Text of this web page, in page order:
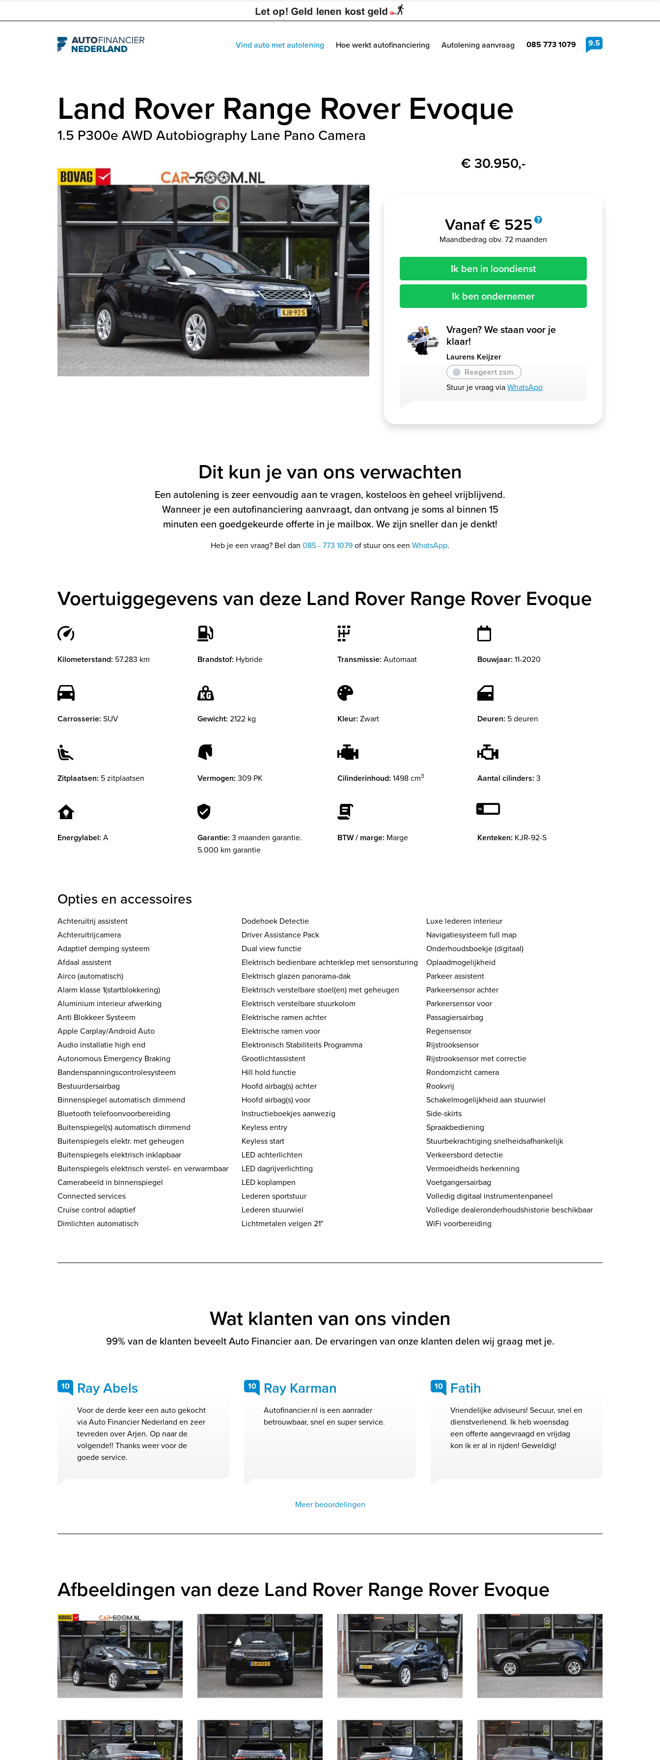
Navigation 9.5
Vind auto met autolening Hoe werkt autofinanciering Autolening aanvraag 085 773 1079
Land Rover Range Rover Evoque
1.5 P300e AWD Autobiography Lane Pano Camera
€ 30.950,-
Vanaf € 525
Maandbedrag obv. 72 maanden
Ik ben in loondienst
Ik ben ondernemer
Vragen? We staan voor je
klaar!
Laurens Keijzer
Reageert zsm.
Stuur je vraag viaWhatsApp
Dit kun je van ons verwachten
Een autolening is zeer eenvoudig aan te vragen, kosteloos èn geheel vrijblijvend.
Wanneer je een autofinanciering aanvraagt, dan ontvang je soms al binnen 15
minuten een goedgekeurde offerte in je mailbox. We zijn sneller dan je denkt!
Heb je een vraag? Bel dan 085 - 773 1079of stuur ons een WhatsApp.
Voertuiggegevens van deze Land Rover Range Rover Evoque
Kilometerstand: 57.283 km Brandstof: Hybride Transmissie: Automaat Bouwjaar: 11-2020
Carrosserie: SUV Gewicht: 2122 kg Kleur: Zwart Deuren: 5 deuren
Zitplaatsen: 5 zitplaatsen Vermogen: 309 PK Cilinderinhoud: 1498 cm3 Aantal cilinders: 3
Energylabel: A Garantie: 3 maanden garantie.
5.000 km garantie
BTW / marge: Marge Kenteken: KJR-92-S
Opties en accessoires
Achteruitrij assistent
Achteruitrijcamera
Adaptief demping systeem
Afdaal assistent
Airco (automatisch)
Alarm klasse 1(startblokkering)
Aluminium interieur afwerking
Anti Blokkeer Systeem
Apple Carplay/Android Auto
Audio installatie high end
Autonomous Emergency Braking
Bandenspanningscontrolesysteem
Bestuurdersairbag
Binnenspiegel automatisch dimmend
Bluetooth telefoonvoorbereiding
Buitenspiegel(s) automatisch dimmend
Buitenspiegels elektr. met geheugen
Buitenspiegels elektrisch inklapbaar
Buitenspiegels elektrisch verstel- en verwarmbaar
Camerabeeld in binnenspiegel
Connected services
Cruise control adaptief
Dimlichten automatisch
Dodehoek Detectie
Driver Assistance Pack
Dual view functie
Elektrisch bedienbare achterklep met sensorsturing
Elektrisch glazen panorama-dak
Elektrisch verstelbare stoel(en) met geheugen
Elektrisch verstelbare stuurkolom
Elektrische ramen achter
Elektrische ramen voor
Elektronisch Stabiliteits Programma
Grootlichtassistent
Hill hold functie
Hoofd airbag(s) achter
Hoofd airbag(s) voor
Instructieboekjes aanwezig
Keyless entry
Keyless start
LED achterlichten
LED dagrijverlichting
LED koplampen
Lederen sportstuur
Lederen stuurwiel
Lichtmetalen velgen 21"
Luxe lederen interieur
Navigatiesysteem full map
Onderhoudsboekje (digitaal)
Oplaadmogelijkheid
Parkeer assistent
Parkeersensor achter
Parkeersensor voor
Passagiersairbag
Regensensor
Rijstrooksensor
Rijstrooksensor met correctie
Rondomzicht camera
Rookvrij
Schakelmogelijkheid aan stuurwiel
Side-skirts
Spraakbediening
Stuurbekrachtiging snelheidsafhankelijk
Verkeersbord detectie
Vermoeidheids herkenning
Voetgangersairbag
Volledig digitaal instrumentenpaneel
Volledige dealeronderhoudshistorie beschikbaar
WiFi voorbereiding
Wat klanten van ons vinden
99% van de klanten beveelt Auto Financier aan. De ervaringen van onze klanten delen wij graag met je.
10 Ray Abels
Voor de derde keer een auto gekocht
via Auto Financier Nederland en zeer
tevreden over Arjen. Op naar de
volgende!! Thanks weer voor de
goede service.
10 Ray Karman
Autofinancier.nl is een aanrader
betrouwbaar, snel en super service.
10 Fatih
Vriendelijke adviseurs! Secuur, snel en
dienstverlenend. Ik heb woensdag
een offerte aangevraagd en vrijdag
kon ik er al in rijden! Geweldig!
Meer beoordelingen
Afbeeldingen van deze Land Rover Range Rover Evoque